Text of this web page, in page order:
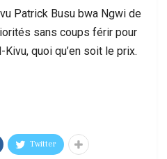
Patrick Busu bwa Ngwi de
sans coups férir pour
quoi qu’en soit le prix.
Twitter